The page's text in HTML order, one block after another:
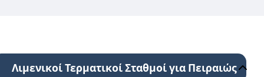
Λιμενικοί Τερματικοί Σταθμοί για Πειραιώς